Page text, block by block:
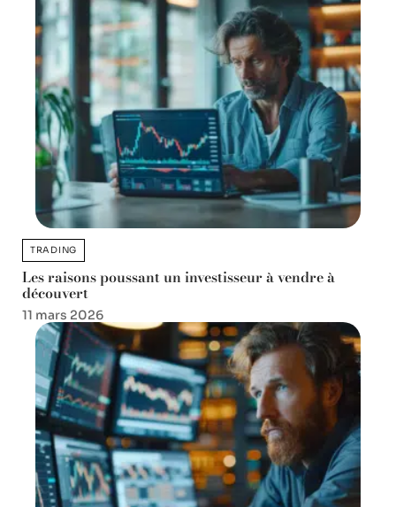
TRADING
Les raisons poussant un investisseur à vendre à
découvert
11 mars 2026